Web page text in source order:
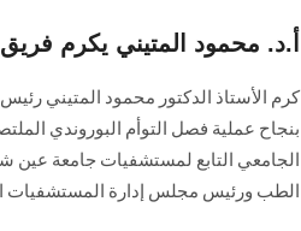
أ.د. محمود المتيني يكرم
كرم الأستاذ الدكتور محمود المتيني
بنجاح عملية فصل التوأم البوروندي
الجامعي التابع لمستشفيات جامعة
الطب ورئيس مجلس إدارة المستشفيات